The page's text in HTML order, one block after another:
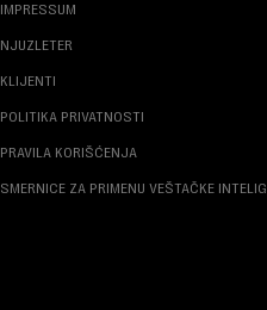
IMPRESSUM
NJUZLETER
KLIJENTI
POLITIKA PRIVATNOSTI
PRAVILA KORIŠĆENJA
SMERNICE ZA PRIMENU VEŠTAČKE